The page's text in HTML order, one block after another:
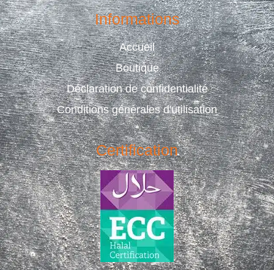
Informations
Accueil
Boutique
Déclaration de confidentialité
Conditions générales d'utilisation
Certification